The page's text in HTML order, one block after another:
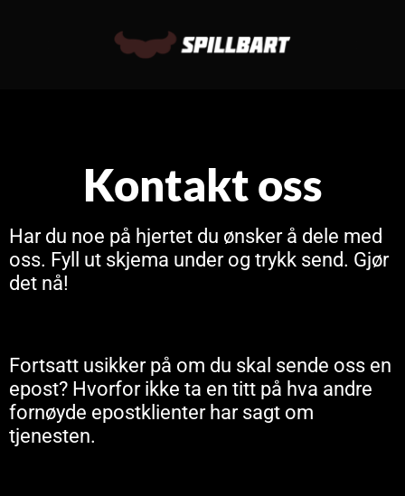
Kontakt oss
Har du noe på hjertet du ønsker å dele med
oss. Fyll ut skjema under og trykk send. Gjør
det nå!
Fortsatt usikker på om du skal sende oss en
epost? Hvorfor ikke ta en titt på hva andre
fornøyde epostklienter har sagt om
tjenesten.